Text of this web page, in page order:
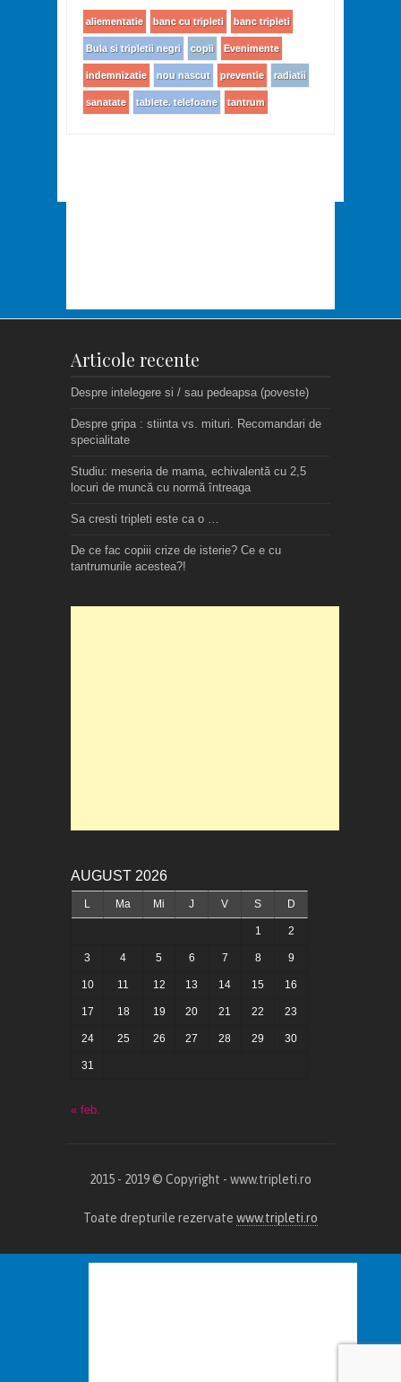
aliementatie banc cu tripleti banc tripleti
Bula si tripletii negri copii Evenimente
indemnizatie nou nascut preventie radiatii
sanatate tablete. telefoane tantrum
Articole recente
Despre intelegere si / sau pedeapsa (poveste)
Despre gripa : stiinta vs. mituri. Recomandari de
specialitate
Studiu: meseria de mama, echivalentă cu 2,5
locuri de muncă cu normă întreaga
Sa cresti tripleti este ca o …
De ce fac copiii crize de isterie? Ce e cu
tantrumurile acestea?!
AUGUST 2026
L Ma Mi J V S D
1 2
3 4 5 6 7 8 9
10 11 12 13 14 15 16
17 18 19 20 21 22 23
24 25 26 27 28 29 30
31
« feb.
2015 - 2019 © Copyright - www.tripleti.ro
Toate drepturile rezervate www.tripleti.ro